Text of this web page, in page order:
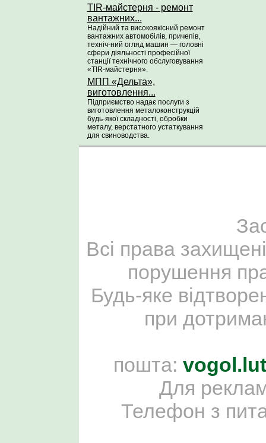
TIR-майстерня - ремонт
вантажних...
Надійний та високоякісний ремонт
вантажних автомобілів, причепів,
техніч-ний огляд машин — головні
сфери діяльності професійної
станції технічного обслуговування
«TIR-майстерня».
МПП «Дельта»,
виготовлення...
Підприємство надає послуги з
виготовлення металоконструкцій
будь-якої складності, обробки
металу, верстатного устаткування
для свиноводства.
Всі права
порушення
Будь-яке
при
пошта:
Для
Телефон з